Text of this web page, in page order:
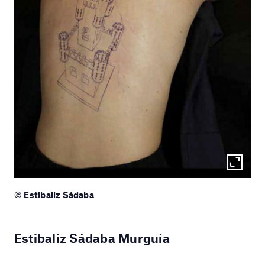
© Estibaliz Sádaba
Estibaliz Sádaba Murguía